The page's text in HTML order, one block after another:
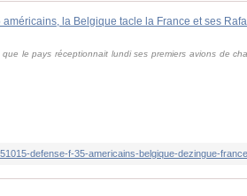
américains, la Belgique tacle la France et ses
le pays réceptionnait lundi ses premiers avions de
defense-f-35-americains-belgique-dezingue-